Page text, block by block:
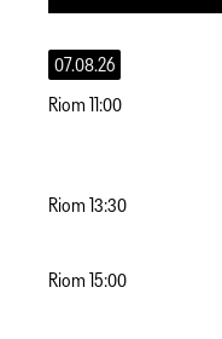
07.08.26
Riom 11:00
Riom 13:30
Riom 15:00